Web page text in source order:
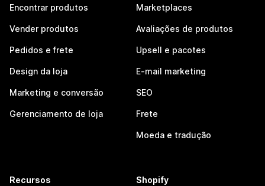
Encontrar produtos
Vender produtos
Pedidos e frete
Design da loja
Marketing e conversão
Gerenciamento de loja
Marketplaces
Avaliações de produtos
Upsell e pacotes
E-mail marketing
SEO
Frete
Moeda e tradução
Recursos Shopify